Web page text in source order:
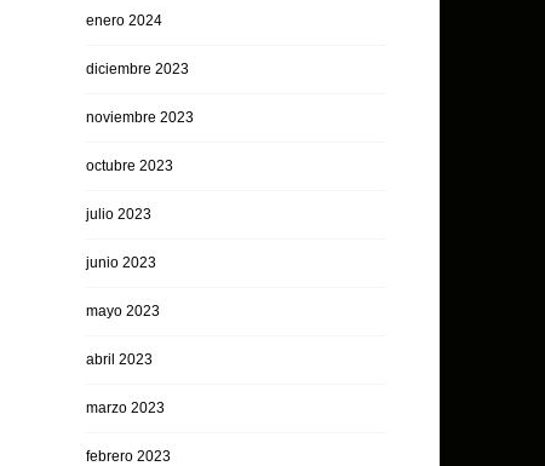
enero 2024
diciembre 2023
noviembre 2023
octubre 2023
julio 2023
junio 2023
mayo 2023
abril 2023
marzo 2023
febrero 2023